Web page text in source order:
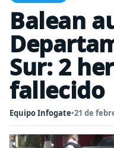
Balean
Sur: 2
fallecido
Equipo Infogate•21 de